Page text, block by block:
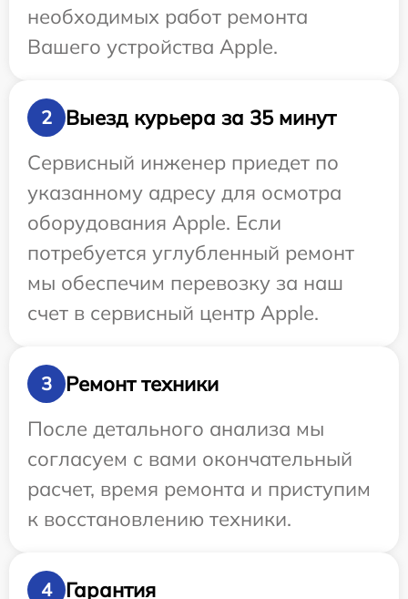
необходимых работ ремонта
Вашего устройства Apple.
2
Выезд курьера за 35 минут
Сервисный инженер приедет по
указанному адресу для осмотра
оборудования Apple. Если
потребуется углубленный ремонт
мы обеспечим перевозку за наш
счет в сервисный центр Apple.
3
Ремонт техники
После детального анализа мы
согласуем с вами окончательный
расчет, время ремонта и приступим
к восстановлению техники.
4 Гарантия